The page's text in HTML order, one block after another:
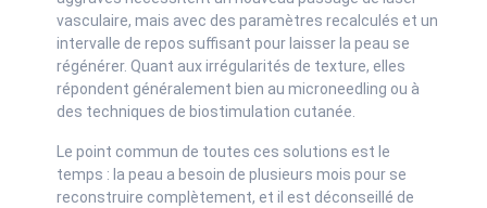
vasculaire, mais avec des paramètres recalculés et un
intervalle de repos suffisant pour laisser la peau se
régénérer. Quant aux irrégularités de texture, elles
répondent généralement bien au microneedling ou à
des techniques de biostimulation cutanée.
Le point commun de toutes ces solutions est le
temps : la peau a besoin de plusieurs mois pour se
reconstruire complètement, et il est déconseillé de